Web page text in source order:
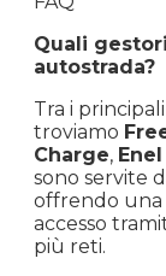
Quali
autostrada?
Tra i
troviamo
Charge,
sono servite
offrendo una
accesso
più reti.